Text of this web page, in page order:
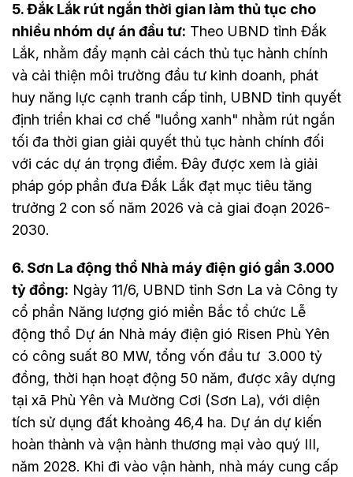
5. Đắk Lắk rút ngắn thời gian làm thủ tục cho
nhiều nhóm dự án đầu tư: Theo UBND tỉnh Đắk
Lắk, nhằm đẩy mạnh cải cách thủ tục hành chính
và cải thiện môi trường đầu tư kinh doanh, phát
huy năng lực cạnh tranh cấp tỉnh, UBND tỉnh quyết
định triển khai cơ chế "luồng xanh" nhằm rút ngắn
tối đa thời gian giải quyết thủ tục hành chính đối
với các dự án trọng điểm. Đây được xem là giải
pháp góp phần đưa Đắk Lắk đạt mục tiêu tăng
trưởng 2 con số năm 2026 và cả giai đoạn 2026-
2030.
6. Sơn La động thổ Nhà máy điện gió gần 3.000
tỷ đồng: Ngày 11/6, UBND tỉnh Sơn La và Công ty
cổ phần Năng lượng gió miền Bắc tổ chức Lễ
động thổ Dự án Nhà máy điện gió Risen Phù Yên
có công suất 80 MW, tổng vốn đầu tư 3.000 tỷ
đồng, thời hạn hoạt động 50 năm, được xây dựng
tại xã Phù Yên và Mường Cơi (Sơn La), với diện
tích sử dụng đất khoảng 46,4 ha. Dự án dự kiến
hoàn thành và vận hành thương mại vào quý III,
năm 2028. Khi đi vào vận hành, nhà máy cung cấp